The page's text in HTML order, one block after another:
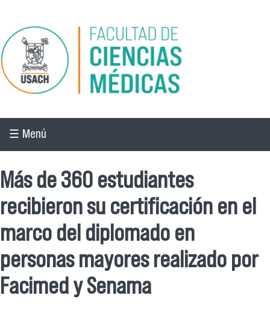
Pasar al contenido principal
☰ Menú
Más de 360 estudiantes
recibieron su certificación en el
marco del diplomado en
personas mayores realizado por
Facimed y Senama